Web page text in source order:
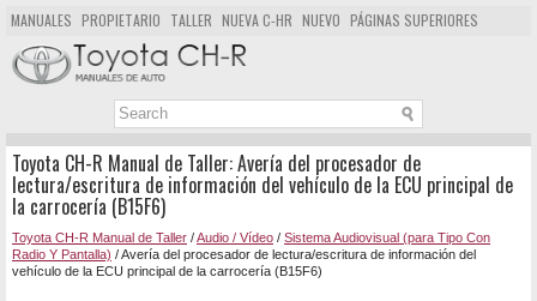
MANUALES PROPIETARIO TALLER NUEVA C-HR NUEVO PÁGINAS SUPERIORES
MAPA DEL SITIO
BUSCAR
Toyota CH-R Manual de Taller: Avería del procesador de
lectura/escritura de información del vehículo de la ECU principal de
la carrocería (B15F6)
Toyota CH-R Manual de Taller /Audio / Vídeo / Sistema Audiovisual (para Tipo Con
Radio Y Pantalla) / Avería del procesador de lectura/escritura de información del
vehículo de la ECU principal de la carrocería (B15F6)